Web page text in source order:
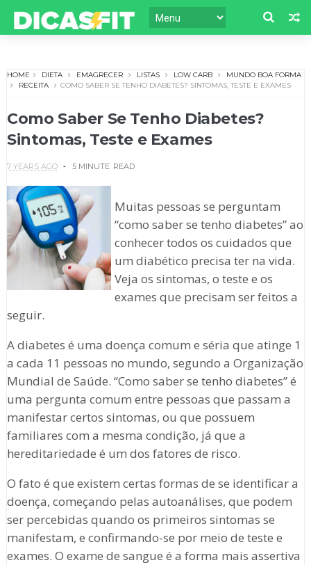
HOME DIETA EMAGRECER LISTAS LOW CARB
MUNDO BOA FORMA
RECEITA
COMO SABER SE TENHO DIABETES? SINTOMAS, TESTE E EXAMES
Como Saber Se Tenho Diabetes?
Sintomas, Teste e Exames
7 YEARS AGO 5 MINUTE READ
Muitas pessoas se perguntam
“como saber se tenho diabetes” ao
conhecer todos os cuidados que
um diabético precisa ter na vida.
Veja os sintomas, o teste e os
exames que precisam ser feitos a
seguir.
A diabetes é uma doença comum e séria que atinge 1
a cada 11 pessoas no mundo, segundo a Organização
Mundial de Saúde. “Como saber se tenho diabetes” é
uma pergunta comum entre pessoas que passam a
manifestar certos sintomas, ou que possuem
familiares com a mesma condição, já que a
hereditariedade é um dos fatores de risco.
O fato é que existem certas formas de se identificar a
doença, começando pelas autoanálises, que podem
ser percebidas quando os primeiros sintomas se
manifestam, e confirmando-se por meio de teste e
exames. O exame de sangue é a forma mais assertiva